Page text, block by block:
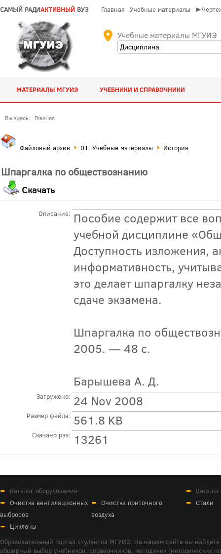
САМЫЙ РАДИАКТИВНЫЙ ВУЗ Главная Учебные материалы
Учебные материалы МГУИЭ
МАТЕРИАЛЫ МГУИЭ УЧЕБНИКИ И СПРАВОЧНИКИ
Вы здесь: Главная
Файловый архив 01. Учебные материалы История
Шпаргалка по обществознанию
Скачать
Описание: Пособие содержит все
учебной дисциплине
Доступность изложения,
информативность,
это делает шпаргалку
сдаче экзамена.
Шпаргалка по
2005. — 48 с.
Барышева А. Д.
Загружено: 24 Nov 2008
Размер файла: 561.8 KB
Скачано раз: 13261
Каталог оборудования
Очистка вентиляционных
выбросов
Очистка приточного
воздуха
Циклоны
Стали
Образовательный портал студентов МГУИЭ. На нашем сайте вы
обширный выбор учебников, справочников, методичек (методических